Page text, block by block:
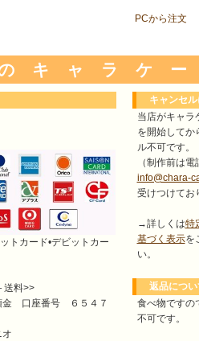
PCから注文
キ ャ ラ ケ
トカード•デビットカー
送料>>
口座番号 ６５４７
キャンセル
当店がキャラ
を開始してか
ル不可です。
（制作前は
info@chara-
受けつけてお
→詳しくは特
基づく表示を
い。
返品につい
食べ物ですの
不可です。